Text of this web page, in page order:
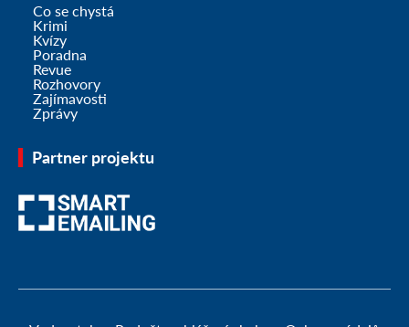
Co se chystá
Krimi
Kvízy
Poradna
Revue
Rozhovory
Zajímavosti
Zprávy
Partner projektu